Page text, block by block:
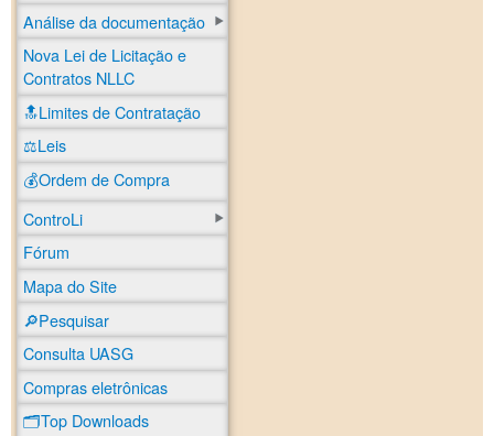
Análise da documentação
Nova Lei de Licitação e
Contratos NLLC
🔝Limites de Contratação
⚖️Leis
💰Ordem de Compra
ControLi
Fórum
Mapa do Site
🔎Pesquisar
Consulta UASG
Compras eletrônicas
🗂️Top Downloads